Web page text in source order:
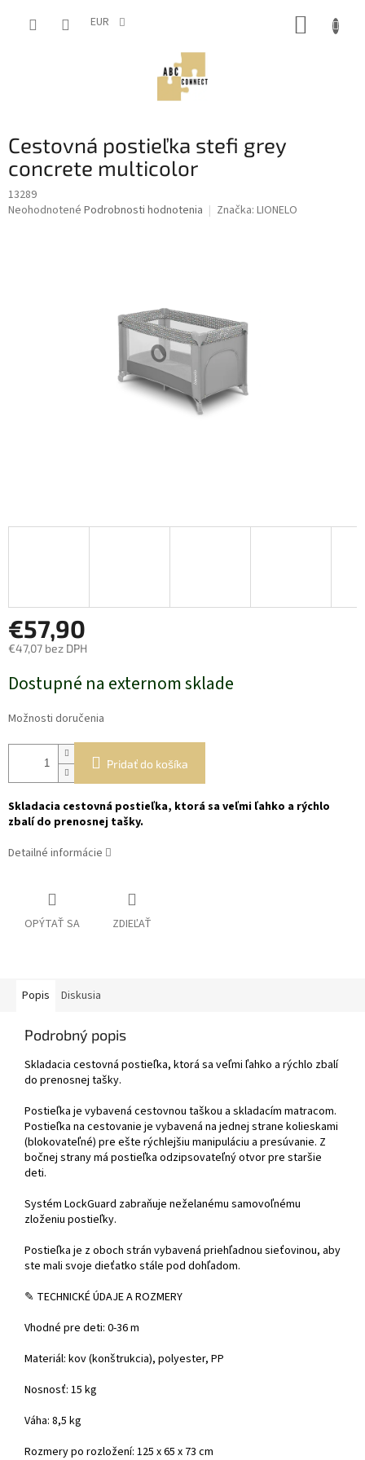
EUR
Cestovná postieľka stefi grey
concrete multicolor
13289
Priemerné
Neohodnotené Podrobnosti hodnotenia Značka: LIONELO
€57,90
€47,07 bez DPH
cena:
Dostupné na externom sklade
Možnosti doručenia
Pridať do košíka
Skladacia cestovná postieľka, ktorá sa veľmi ľahko a rýchlo
zbalí do prenosnej tašky.
Detailné informácie
OPÝTAŤ SA ZDIEĽAŤ
Popis Diskusia
Podrobný popis
Skladacia cestovná postieľka, ktorá sa veľmi ľahko a rýchlo zbalí
do prenosnej tašky.
Postieľka je vybavená cestovnou taškou a skladacím matracom.
Postieľka na cestovanie je vybavená na jednej strane kolieskami
(blokovateľné) pre ešte rýchlejšiu manipuláciu a presúvanie. Z
bočnej strany má postieľka odzipsovateľný otvor pre staršie
deti.
Systém LockGuard zabraňuje neželanému samovoľnému
zloženiu postieľky.
Postieľka je z oboch strán vybavená priehľadnou sieťovinou, aby
ste mali svoje dieťatko stále pod dohľadom.
✎ TECHNICKÉ ÚDAJE A ROZMERY
Vhodné pre deti: 0-36 m
Materiál: kov (konštrukcia), polyester, PP
Nosnosť: 15 kg
Váha: 8,5 kg
Rozmery po rozložení: 125 x 65 x 73 cm